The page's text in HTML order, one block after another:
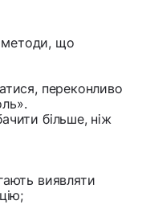
методи, що
переконливо
більше, ніж
виявляти